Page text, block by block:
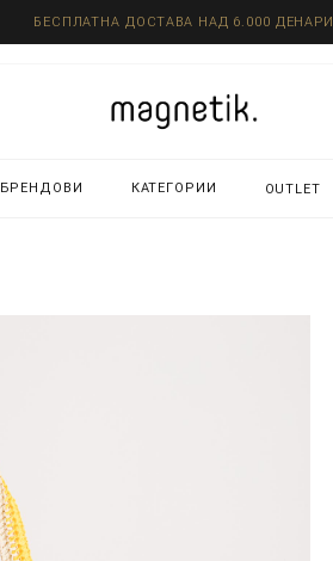
БЕСПЛАТНА ДОСТАВА НАД 6.000 ДЕНАРИ
БРЕНДОВИ КАТЕГОРИИ OUTLET